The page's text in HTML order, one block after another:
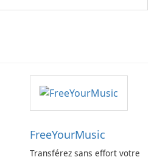
FreeYourMusic
Transférez sans effort votre